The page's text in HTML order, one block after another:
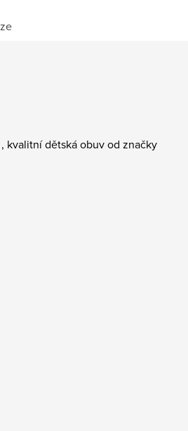
kvalitní dětská obuv od značky